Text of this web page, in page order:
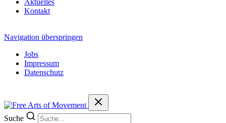
Kontakt
Navigation überspringen
Jobs
Impressum
Datenschutz
Suche